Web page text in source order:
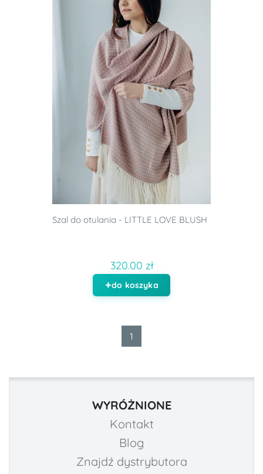
Szal do otulania - LITTLE LOVE BLUSH
320.00 zł
do koszyka
1
WYRÓŻNIONE
Kontakt
Blog
Znajdź dystrybutora